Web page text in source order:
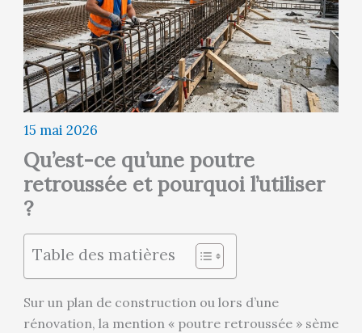
15 mai 2026
Qu’est-ce qu’une poutre
retroussée et pourquoi l’utiliser
?
Table des matières
Sur un plan de construction ou lors d’une
rénovation, la mention « poutre retroussée » sème